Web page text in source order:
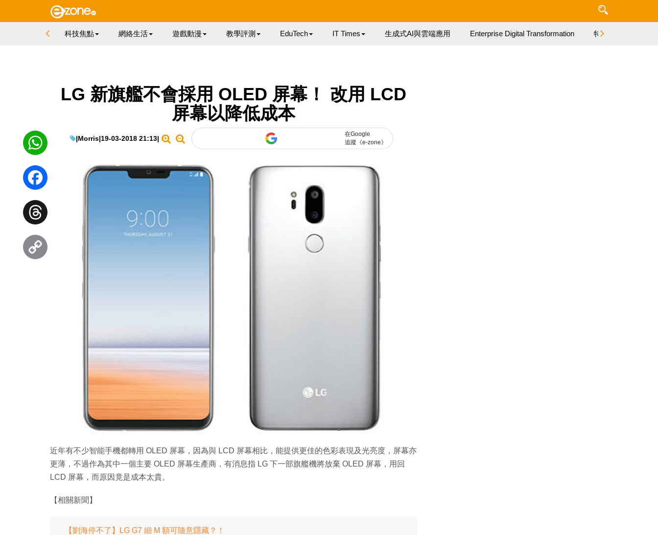
科技焦點 網絡生活 遊戲動漫 教學評測 EduTech IT Times 生成式AI與雲端應用 Enterprise Digital Transformation 特集
LG 新旗艦不會採用 OLED 屏幕！ 改用 LCD
屏幕以降低成本
|Morris|19-03-2018 21:13|
在Google
追蹤《e-zone》
近年有不少智能手機都轉用 OLED 屏幕，因為與 LCD 屏幕相比，能提供更佳的色彩表現及光亮度，屏幕亦
更薄，不過作為其中一個主要 OLED 屏幕生產商，有消息指 LG 下一部旗艦機將放棄 OLED 屏幕，用回
LCD 屏幕，而原因竟是成本太貴。
【相關新聞】
【劉海停不了】LG G7 細 M 額可隨意隱藏？！
WhatsApp
Facebook
Threads